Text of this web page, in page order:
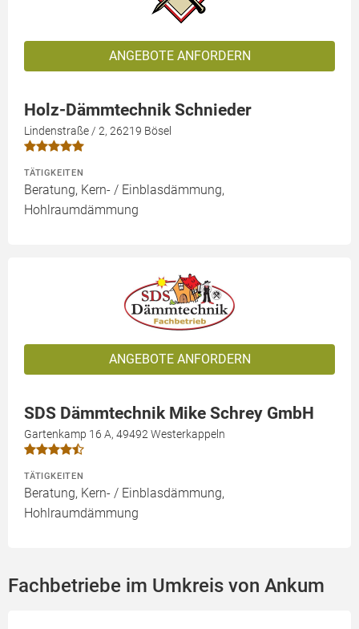
ANGEBOTE ANFORDERN
Holz-Dämmtechnik Schnieder
Lindenstraße / 2, 26219 Bösel
TÄTIGKEITEN
Beratung, Kern- / Einblasdämmung,
Hohlraumdämmung
ANGEBOTE ANFORDERN
SDS Dämmtechnik Mike Schrey GmbH
Gartenkamp 16 A, 49492 Westerkappeln
TÄTIGKEITEN
Beratung, Kern- / Einblasdämmung,
Hohlraumdämmung
Fachbetriebe im Umkreis von Ankum